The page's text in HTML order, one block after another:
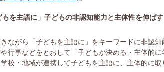
を主語に」子どもの非認知能力と主体性を伸ば
ながら「子どもを主語に」をキーワードに非認
行事などをとおして「子どもが決める・主体的
校・地域が連携して子どもを主語に、主体的に